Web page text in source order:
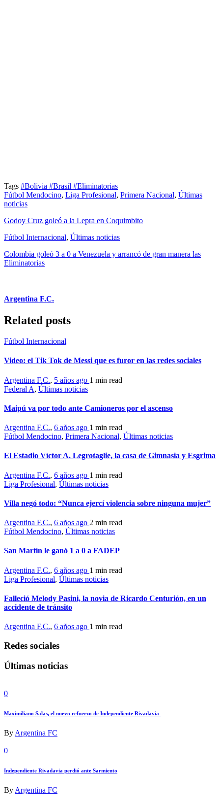
Tags #Bolivia #Brasil #Eliminatorias
Fútbol Mendocino, Liga Profesional, Primera Nacional, Últimas
noticias
Godoy Cruz goleó a la Lepra en Coquimbito
Fútbol Internacional, Últimas noticias
Colombia goleó 3 a 0 a Venezuela y arrancó de gran manera las
Eliminatorias
Argentina F.C.
Related posts
Fútbol Internacional
Video: el Tik Tok de Messi que es furor en las redes sociales
Argentina F.C., 5 años ago 1 min read
Federal A, Últimas noticias
Maipú va por todo ante Camioneros por el ascenso
Argentina F.C., 6 años ago 1 min read
Fútbol Mendocino, Primera Nacional, Últimas noticias
El Estadio Víctor A. Legrotaglie, la casa de Gimnasia y Esgrima
Argentina F.C., 6 años ago 1 min read
Liga Profesional, Últimas noticias
Villa negó todo: “Nunca ejercí violencia sobre ninguna mujer”
Argentina F.C., 6 años ago 2 min read
Fútbol Mendocino, Últimas noticias
San Martín le ganó 1 a 0 a FADEP
Argentina F.C., 6 años ago 1 min read
Liga Profesional, Últimas noticias
Falleció Melody Pasini, la novia de Ricardo Centurión, en un
accidente de tránsito
Argentina F.C., 6 años ago 1 min read
Redes sociales
Últimas noticias
0
Maximiliano Salas, el nuevo refuerzo de Independiente Rivadavia
By Argentina FC
0
Independiente Rivadavia perdió ante Sarmiento
By Argentina FC